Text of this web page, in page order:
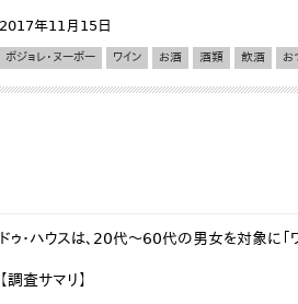
2017年11月15日
ボジョレ・ヌーボー ワイン お酒 酒類 飲酒 お
ドゥ・ハウスは、20代～60代の男女を対象に「
【調査サマリ】